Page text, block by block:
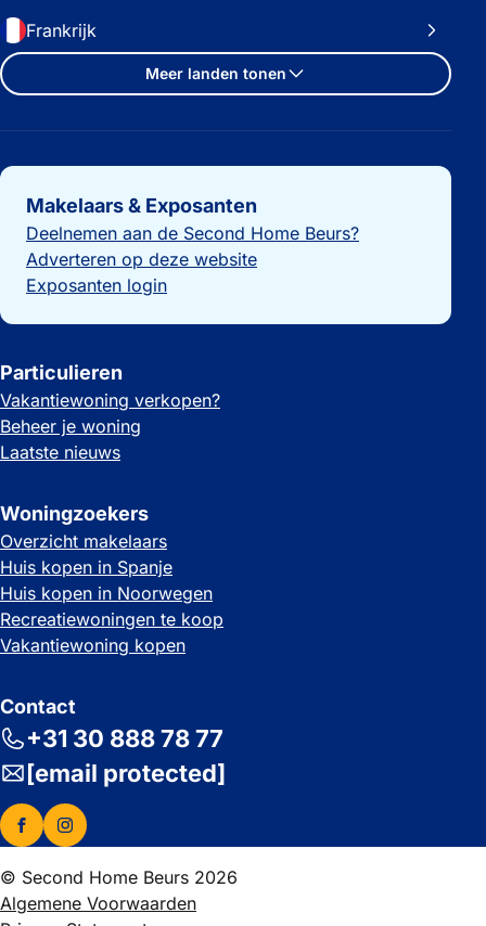
Frankrijk
Meer landen tonen
Belangrijke links
Makelaars & Exposanten
Deelnemen aan de Second Home Beurs?
Adverteren op deze website
Exposanten login
Particulieren
Vakantiewoning verkopen?
Beheer je woning
Laatste nieuws
Woningzoekers
Overzicht makelaars
Huis kopen in Spanje
Huis kopen in Noorwegen
Recreatiewoningen te koop
Vakantiewoning kopen
Contact
+31 30 888 78 77
[email protected]
© Second Home Beurs 2026
Algemene Voorwaarden